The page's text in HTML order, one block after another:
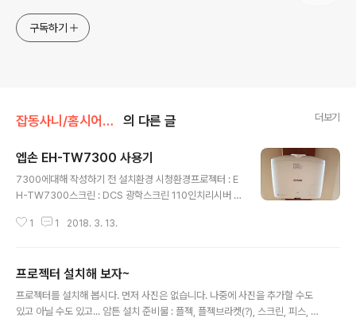
구독하기
잡동사니/홈시어터 관련 의 다른 글 더보기
엡손 EH-TW7300 사용기
7300에대해 작성하기 전 설치환경 시청환경프로젝터 : E
H-TW7300스크린 : DCS 광학스크린 110인치리시버 :
이어), 미박스와 크롬캐스트 울트라(넷플릭스, 유투브 등)
소 2배정도의 차이)와는 차이가 있다. 칼같은 해상도는 다
소 떨어진다.그러나 내 기준에 2.5미터 시청거리(화면 110
인치)에서는 만족할만한 해상감을 보여준다.(아래 사진들
1 1 2018. 3. 13.
프로젝터 설치해 보자~
프로젝터를 설치해 봅시다. 먼저 사진은 없습니다. 나중에 사진을 추가할 수도
있고 아닐 수도 있고... 암튼 설치 준비물 : 플젝, 플젝브라켓(?), 스크린, 피스, 칼